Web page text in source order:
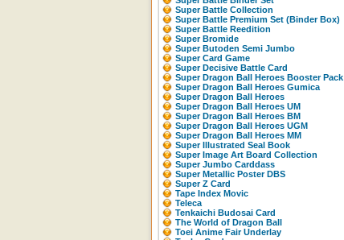
Super Battle Collection
Super Battle Premium Set (Binder Box)
Super Battle Reedition
Super Bromide
Super Butoden Semi Jumbo
Super Card Game
Super Decisive Battle Card
Super Dragon Ball Heroes Booster Pack
Super Dragon Ball Heroes Gumica
Super Dragon Ball Heroes
Super Dragon Ball Heroes UM
Super Dragon Ball Heroes BM
Super Dragon Ball Heroes UGM
Super Dragon Ball Heroes MM
Super Illustrated Seal Book
Super Image Art Board Collection
Super Jumbo Carddass
Super Metallic Poster DBS
Super Z Card
Tape Index Movic
Teleca
Tenkaichi Budosai Card
The World of Dragon Ball
Toei Anime Fair Underlay